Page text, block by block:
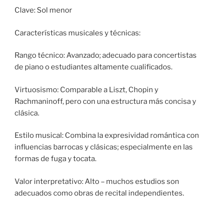
Clave: Sol menor
Características musicales y técnicas:
Rango técnico: Avanzado; adecuado para concertistas
de piano o estudiantes altamente cualificados.
Virtuosismo: Comparable a Liszt, Chopin y
Rachmaninoff, pero con una estructura más concisa y
clásica.
Estilo musical: Combina la expresividad romántica con
influencias barrocas y clásicas; especialmente en las
formas de fuga y tocata.
Valor interpretativo: Alto – muchos estudios son
adecuados como obras de recital independientes.